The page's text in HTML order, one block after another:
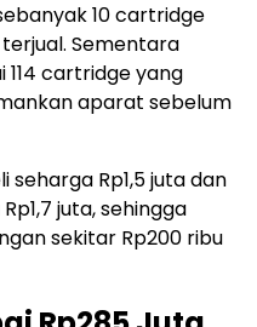
10 cartridge
Sementara
cartridge yang
aparat sebelum
Rp1,5 juta dan
juta, sehingga
sekitar Rp200 ribu